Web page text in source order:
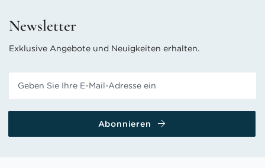
Newsletter
Exklusive Angebote und Neuigkeiten erhalten.
Abonnieren